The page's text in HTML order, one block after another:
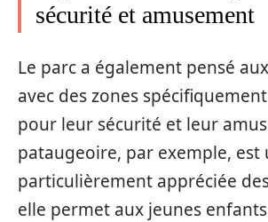
sécurité et amusement
Le parc a également pensé
avec des zones
pour leur sécurité et leur
pataugeoire, par exemple, est
particulièrement appréciée
elle permet aux jeunes